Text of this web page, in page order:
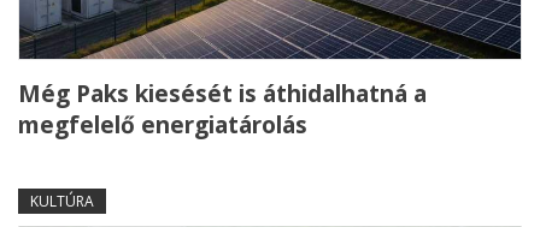
Még Paks kiesését is áthidalhatná a
megfelelő energiatárolás
KULTÚRA